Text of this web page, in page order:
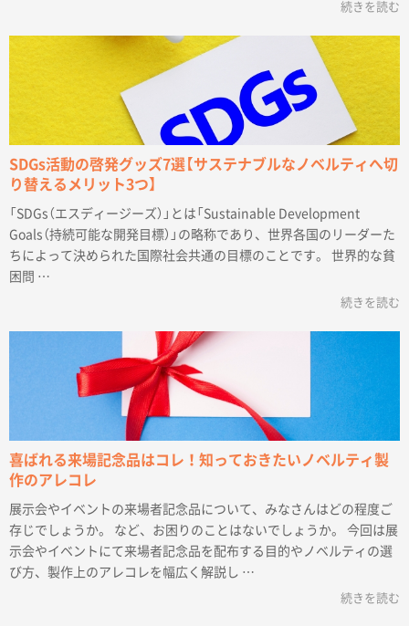
続きを読む
SDGs活動の啓発グッズ7選【サステナブルなノベルティへ切
り替えるメリット3つ】
「SDGs（エスディージーズ）」とは「Sustainable Development
Goals（持続可能な開発目標）」の略称であり、世界各国のリーダーた
ちによって決められた国際社会共通の目標のことです。 世界的な貧
困問 …
続きを読む
喜ばれる来場記念品はコレ！知っておきたいノベルティ製
作のアレコレ
展示会やイベントの来場者記念品について、みなさんはどの程度ご
存じでしょうか。 など、お困りのことはないでしょうか。 今回は展
示会やイベントにて来場者記念品を配布する目的やノベルティの選
び方、製作上のアレコレを幅広く解説し …
続きを読む